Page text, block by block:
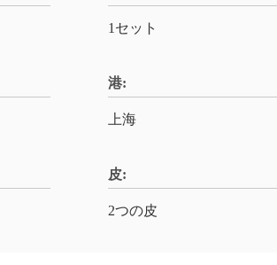
1セット
港:
上海
皮:
2つの皮